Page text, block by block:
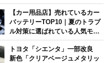
【カー用品店】売れているカー
バッテリーTOP10｜夏のトラブ
ル対策に選ばれている人気モデ
ルは？【2026年6月版】
トヨタ「シエンタ」一部改良
新色「クリアベージュメタリッ